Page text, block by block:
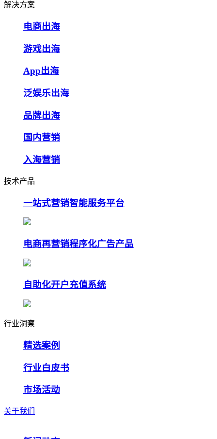
解决方案
电商出海
游戏出海
App出海
泛娱乐出海
品牌出海
国内营销
入海营销
技术产品
一站式营销智能服务平台
电商再营销程序化广告产品
自助化开户充值系统
行业洞察
精选案例
行业白皮书
市场活动
关于我们